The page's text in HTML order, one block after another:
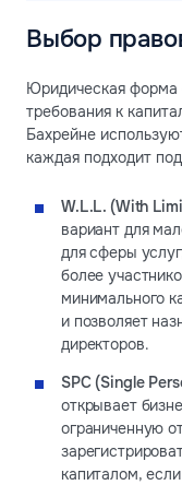
Выбор
Юридическая форма
требования к
Бахрейне
каждая подходит
W.L.L. (With
вариант для
для сферы
более
минимального
и позволяет
директоров.
SPC (Single
открывает
ограниченную
капиталом,